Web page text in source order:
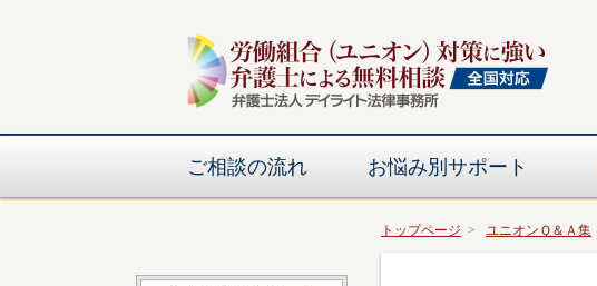
ご相談の流れ お悩み別サポート
トップページ ユニオンＱ＆Ａ集